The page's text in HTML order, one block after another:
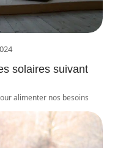
solaires suivant
alimenter nos besoins